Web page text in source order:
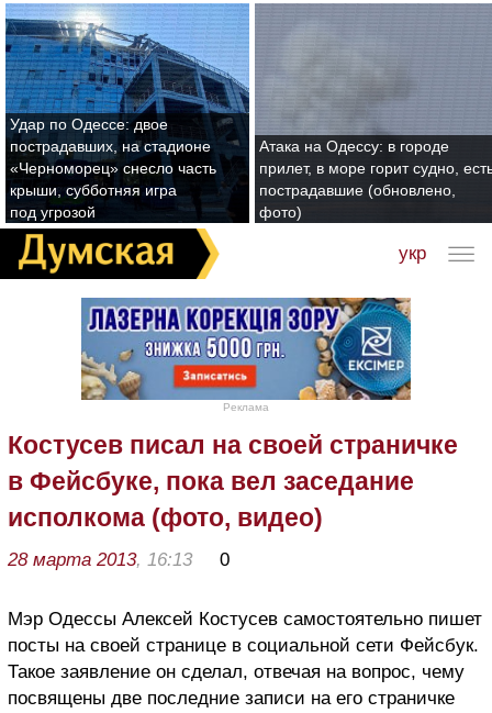
Удар по Одессе: двое
пострадавших, на стадионе
«Черноморец» снесло часть
крыши, субботняя игра
под угрозой
Атака на Одессу: в городе
прилет, в море горит судно,
пострадавшие (обновлено,
фото)
укр
Реклама
Костусев писал на своей страничке
в Фейсбуке, пока вел заседание
исполкома (фото, видео)
28 марта 2013, 16:13 0
Мэр Одессы Алексей Костусев самостоятельно пишет
посты на своей странице в социальной сети Фейсбук.
Такое заявление он сделал, отвечая на вопрос, чему
посвящены две последние записи на его страничке